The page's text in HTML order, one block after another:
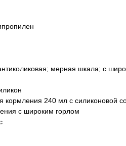
мерная шкала; с
кормления 240 мл с
с широким горлом